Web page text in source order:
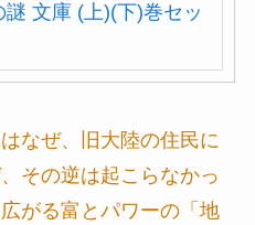
謎 文庫 (上)(下)巻セッ
なぜ、旧大陸の住民に
その逆は起こらなかっ
がる富とパワーの「地